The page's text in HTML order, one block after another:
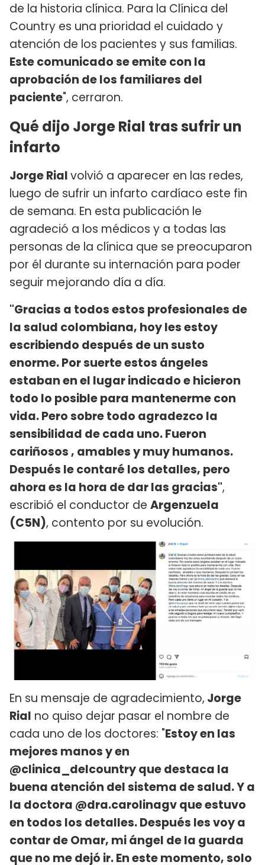
de la historia clínica. Para la Clínica del
Country es una prioridad el cuidado y
atención de los pacientes y sus familias.
Este comunicado se emite con la
aprobación de los familiares del
paciente", cerraron.
Qué dijo Jorge Rial tras sufrir un
infarto
Jorge Rialvolvió a aparecer en las redes,
luego de sufrir un infarto cardíaco este fin
de semana. En esta publicación le
agradeció a los médicos y a todas las
personas de la clínica que se preocuparon
por él durante su internación para poder
seguir mejorando día a día.
"Gracias a todos estos profesionales de
la salud colombiana, hoy les estoy
escribiendo después de un susto
enorme. Por suerte estos ángeles
estaban en el lugar indicado e hicieron
todo lo posible para mantenerme con
vida. Pero sobre todo agradezco la
sensibilidad de cada uno. Fueron
cariñosos , amables y muy humanos.
Después le contaré los detalles, pero
ahora es la hora de dar las gracias",
escribió el conductor de Argenzuela
(C5N), contento por su evolución.
En su mensaje de agradecimiento, Jorge
Rial no quiso dejar pasar el nombre de
cada uno de los doctores: "Estoy en las
mejores manos y en
@clinica_delcountry que destaca la
buena atención del sistema de salud. Y a
la doctora @dra.carolinagv que estuvo
en todos los detalles. Después les voy a
contar de Omar, mi ángel de la guarda
que no me dejó ir. En este momento, solo